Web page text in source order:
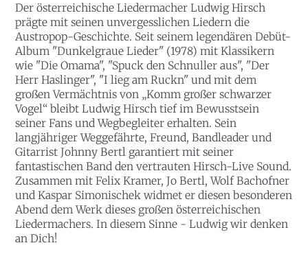
Der österreichische Liedermacher Ludwig Hirsch
prägte mit seinen unvergesslichen Liedern die
Austropop-Geschichte. Seit seinem legendären Debüt-
Album "Dunkelgraue Lieder" (1978) mit Klassikern
wie "Die Omama", "Spuck den Schnuller aus", "Der
Herr Haslinger", "I lieg am Ruckn" und mit dem
großen Vermächtnis von „Komm großer schwarzer
Vogel“ bleibt Ludwig Hirsch tief im Bewusstsein
seiner Fans und Wegbegleiter erhalten. Sein
langjähriger Weggefährte, Freund, Bandleader und
Gitarrist Johnny Bertl garantiert mit seiner
fantastischen Band den vertrauten Hirsch-Live Sound.
Zusammen mit Felix Kramer, Jo Bertl, Wolf Bachofner
und Kaspar Simonischek widmet er diesen besonderen
Abend dem Werk dieses großen österreichischen
Liedermachers. In diesem Sinne - Ludwig wir denken
an Dich!